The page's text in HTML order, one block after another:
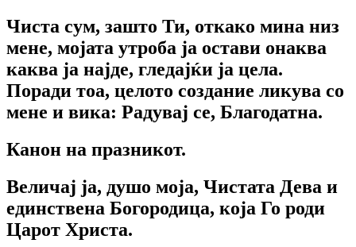
Чиста сум, зашто Ти, откако мина низ
мене, мојата утроба ја остави онаква
каква ја најде, гледајќи ја цела.
Поради тоа, целото создание ликува со
мене и вика: Радувај се, Благодатна.
Канон на празникот.
Величај ја, душо моја, Чистата Дева и
единствена Богородица, која Го роди
Царот Христа.